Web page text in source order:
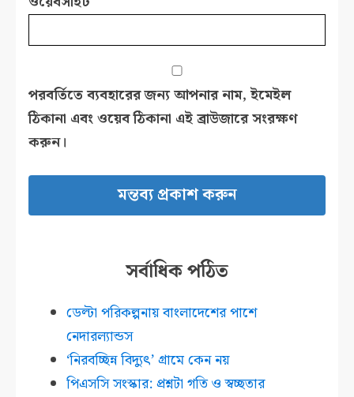
পরবর্তিতে ব্যবহারের জন্য আপনার নাম, ইমেইল
ঠিকানা এবং ওয়েব ঠিকানা এই ব্রাউজারে সংরক্ষণ
করুন।
সর্বাধিক পঠিত
ডেল্টা পরিকল্পনায় বাংলাদেশের পাশে
নেদারল্যান্ডস
‘নিরবচ্ছিন্ন বিদ্যুৎ’ গ্রামে কেন নয়
পিএসসি সংস্কার: প্রশ্নটা গতি ও স্বচ্ছতার